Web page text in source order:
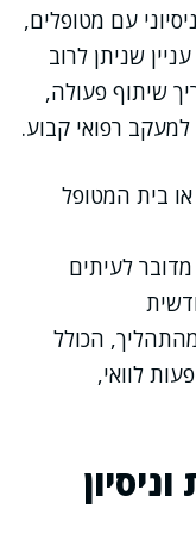
עם מטופלים,
שניתן לרוב
שיתוף פעולה,
רפואי קבוע.
בית המטופל
לעיתים
הכולל
לוואי,